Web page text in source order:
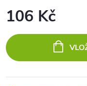
106 Kč
cena: